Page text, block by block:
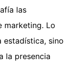
las
marketing. Lo
estadística, sino
la presencia